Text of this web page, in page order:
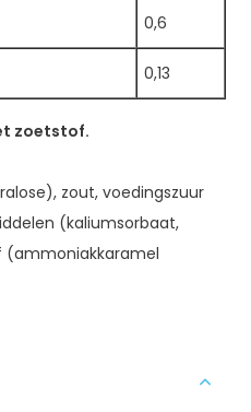
0,6
0,13
zoetstof.
zout, voedingszuur
(kaliumsorbaat,